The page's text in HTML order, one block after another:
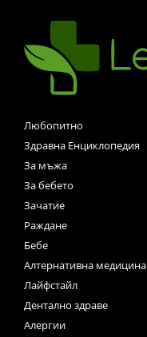
Любопитно
Здравна Енциклопедия
За мъжа
За бебето
Зачатие
Раждане
Бебе
Алтернативна медицина
Лайфстайл
Дентално здраве
Алергии